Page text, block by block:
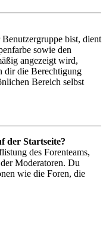
bist, dient
sowie den
angezeigt wird,
dir die Berechtigung
Bereich selbst
der Startseite?
des Forenteams,
Moderatoren. Du
wie die Foren, die